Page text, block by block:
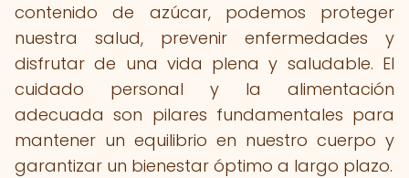
contenido de azúcar, podemos proteger
nuestra salud, prevenir enfermedades y
disfrutar de una vida plena y saludable. El
cuidado personal y la alimentación
adecuada son pilares fundamentales para
mantener un equilibrio en nuestro cuerpo y
garantizar un bienestar óptimo a largo plazo.